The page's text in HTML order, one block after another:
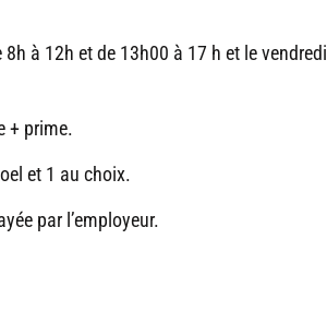
à 12h et de 13h00 à 17 h et le
+ prime.
et 1 au choix.
par l’employeur.